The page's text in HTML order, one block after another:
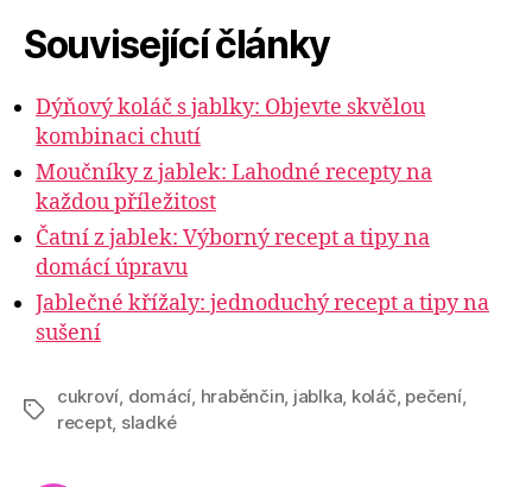
Související články
Dýňový koláč s jablky: Objevte skvělou
kombinaci chutí
Moučníky z jablek: Lahodné recepty na
každou příležitost
Čatní z jablek: Výborný recept a tipy na
domácí úpravu
Jablečné křížaly: jednoduchý recept a tipy na
sušení
Štítky
cukroví, domácí, hraběnčin, jablka, koláč, pečení,
recept, sladké